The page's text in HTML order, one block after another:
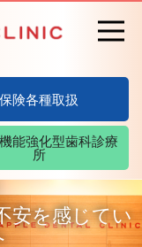
保険各種取扱
能強化型歯科診療
所
安を感じてい